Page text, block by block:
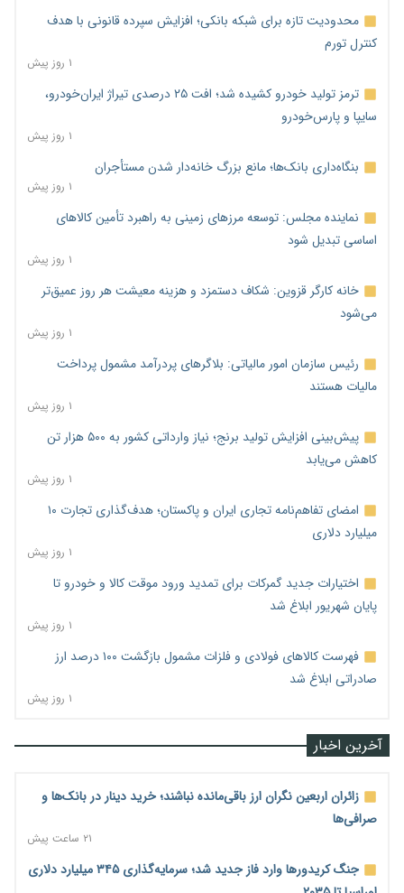
محدودیت تازه برای شبکه بانکی؛ افزایش سپرده قانونی با هدف
کنترل تورم
۱ روز پیش
ترمز تولید خودرو کشیده شد؛ افت ۲۵ درصدی تیراژ ایران‌خودرو،
سایپا و پارس‌خودرو
۱ روز پیش
بنگاه‌داری بانک‌ها؛ مانع بزرگ خانه‌دار شدن مستأجران
۱ روز پیش
نماینده مجلس: توسعه مرزهای زمینی به راهبرد تأمین کالاهای
اساسی تبدیل شود
۱ روز پیش
خانه کارگر قزوین: شکاف دستمزد و هزینه معیشت هر روز عمیق‌تر
می‌شود
۱ روز پیش
رئیس سازمان امور مالیاتی: بلاگرهای پردرآمد مشمول پرداخت
مالیات هستند
۱ روز پیش
پیش‌بینی افزایش تولید برنج؛ نیاز وارداتی کشور به ۵۰۰ هزار تن
کاهش می‌یابد
۱ روز پیش
امضای تفاهم‌نامه تجاری ایران و پاکستان؛ هدف‌گذاری تجارت ۱۰
میلیارد دلاری
۱ روز پیش
اختیارات جدید گمرکات برای تمدید ورود موقت کالا و خودرو تا
پایان شهریور ابلاغ شد
۱ روز پیش
فهرست کالاهای فولادی و فلزات مشمول بازگشت ۱۰۰ درصد ارز
صادراتی ابلاغ شد
۱ روز پیش
آخرین اخبار
زائران اربعین نگران ارز باقی‌مانده نباشند؛ خرید دینار در بانک‌ها و
صرافی‌ها
۲۱ ساعت پیش
جنگ کریدورها وارد فاز جدید شد؛ سرمایه‌گذاری ۳۴۵ میلیارد دلاری